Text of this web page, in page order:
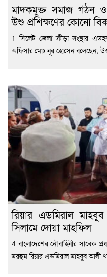
মাদকমুক্ত সমাজ গঠন
উশু প্রশিক্ষণের কোনো
1 সিলেট জেলা ক্রীড়া সংস্থার
অফিসার মোঃ নূর হোসেন বলেছেন,
রিয়ার এডমিরাল
সিলামে দোয়া মাহফিল
4 বাংলাদেশের নৌবাহিনীর সাবেক
মরহুম রিয়ার এডমিরাল মাহবুব আলী